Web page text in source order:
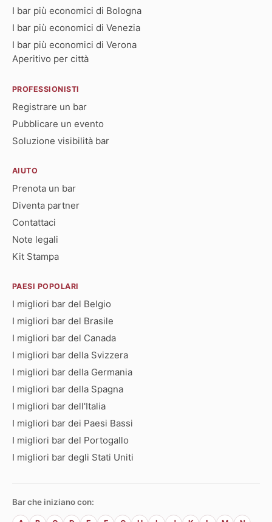
I bar più economici di Bologna
I bar più economici di Venezia
I bar più economici di Verona
Aperitivo per città
PROFESSIONISTI
Registrare un bar
Pubblicare un evento
Soluzione visibilità bar
AIUTO
Prenota un bar
Diventa partner
Contattaci
Note legali
Kit Stampa
PAESI POPOLARI
I migliori bar del Belgio
I migliori bar del Brasile
I migliori bar del Canada
I migliori bar della Svizzera
I migliori bar della Germania
I migliori bar della Spagna
I migliori bar dell'Italia
I migliori bar dei Paesi Bassi
I migliori bar del Portogallo
I migliori bar degli Stati Uniti
Bar che iniziano con: